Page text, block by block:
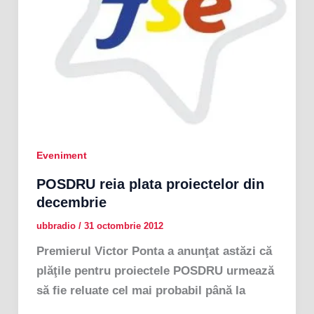
Eveniment
POSDRU reia plata proiectelor din
decembrie
ubbradio / 31 octombrie 2012
Premierul Victor Ponta a anunţat astăzi că
plăţile pentru proiectele POSDRU urmează
să fie reluate cel mai probabil până la